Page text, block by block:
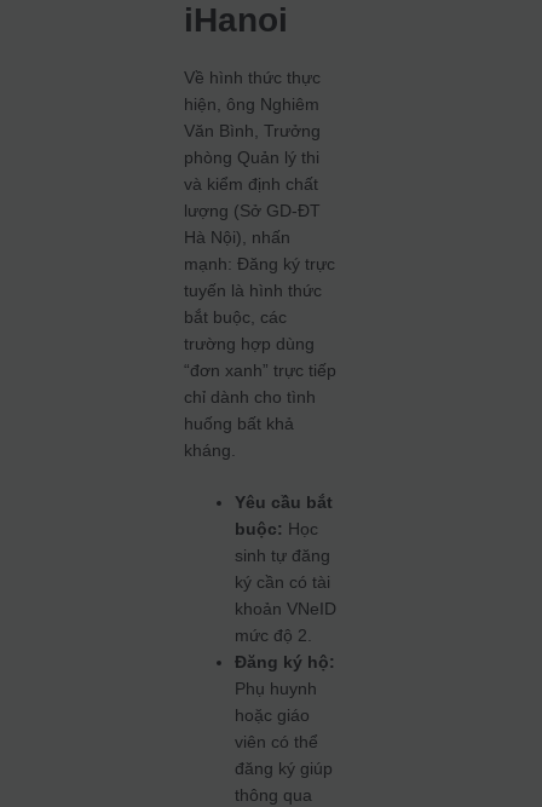
iHanoi
Về hình thức thực
hiện, ông Nghiêm
Văn Bình, Trưởng
phòng Quản lý thi
và kiểm định chất
lượng (Sở GD-ĐT
Hà Nội), nhấn
mạnh: Đăng ký trực
tuyến là hình thức
bắt buộc, các
trường hợp dùng
“đơn xanh” trực tiếp
chỉ dành cho tình
huống bất khả
kháng.
Yêu cầu bắt
buộc: Học
sinh tự đăng
ký cần có tài
khoản VNeID
mức độ 2.
Đăng ký hộ:
Phụ huynh
hoặc giáo
viên có thể
đăng ký giúp
thông qua